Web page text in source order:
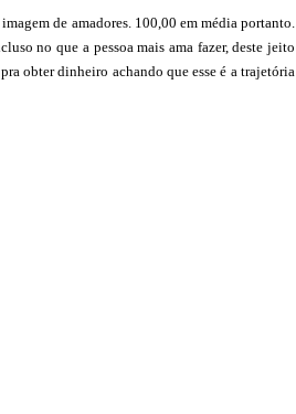
de amadores. 100,00 em média portanto.
no que a pessoa mais ama fazer, deste jeito
obter dinheiro achando que esse é a trajetória